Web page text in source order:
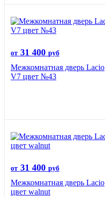
от 31 400 руб
Межкомнатная дверь Lacio
V7 цвет №43
от 31 400 руб
Межкомнатная дверь Lacio
цвет walnut